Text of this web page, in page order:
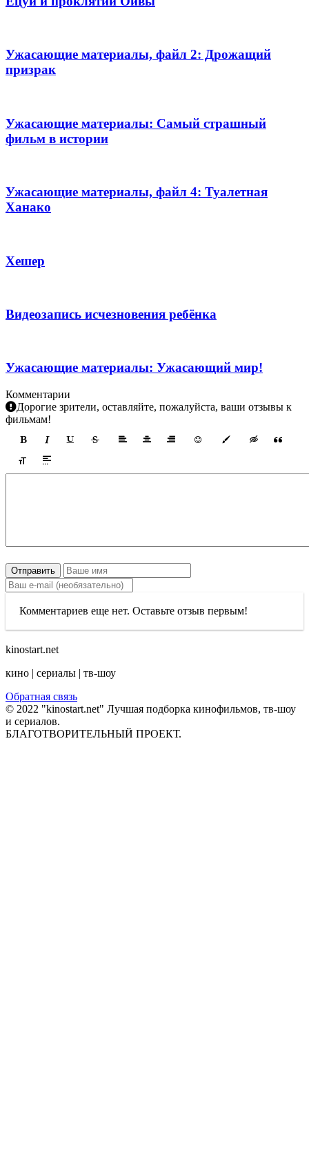
Ужасающие материалы, файл 2: Дрожащий
призрак
Ужасающие материалы: Самый страшный
фильм в истории
Ужасающие материалы, файл 4: Туалетная
Ханако
Хешер
Видеозапись исчезновения ребёнка
Ужасающие материалы: Ужасающий мир!
Комментарии
Дорогие зрители, оставляйте, пожалуйста, ваши отзывы к
фильмам!
Отправить
Комментариев еще нет. Оставьте отзыв первым!
kinostart.net
кино | сериалы | тв-шоу
Обратная связь
© 2022 "kinostart.net" Лучшая подборка кинофильмов, тв-шоу
и сериалов.
БЛАГОТВОРИТЕЛЬНЫЙ ПРОЕКТ.